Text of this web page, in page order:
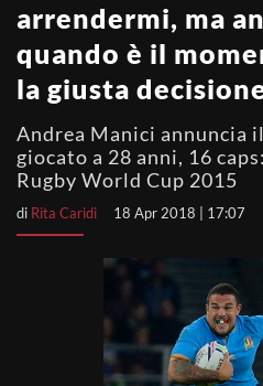
arrendermi, ma
quando è il
la giusta
Andrea Manici annuncia
giocato a 28 anni, 16
Rugby World Cup 2015
di Rita Caridi 18 Apr 2018 | 17:07